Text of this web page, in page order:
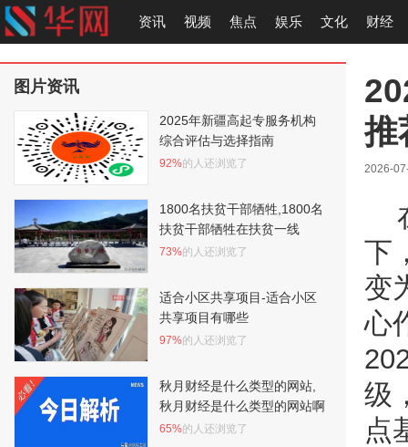
资讯 视频 焦点 娱乐 文化 财经
推
2026-
下
变
心
级
点
图片资讯
2025年新疆高起专服务机构
综合评估与选择指南
92%的人还浏览了
1800名扶贫干部牺牲,1800名
扶贫干部牺牲在扶贫一线
73%的人还浏览了
适合小区共享项目-适合小区
共享项目有哪些
97%的人还浏览了
秋月财经是什么类型的网站,
秋月财经是什么类型的网站啊
65%的人还浏览了